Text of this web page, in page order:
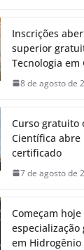
Inscrições
superior
Tecnologia em
8 de agosto de
Curso gratuito
Científica abre
certificado
7 de agosto de
Começam
em Hidrogênio